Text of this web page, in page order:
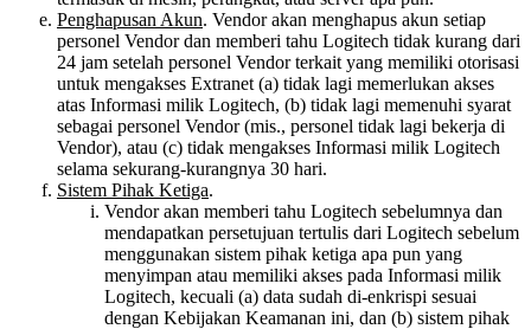
Penghapusan Akun. Vendor akan menghapus akun setiap
personel Vendor dan memberi tahu Logitech tidak kurang dari
24 jam setelah personel Vendor terkait yang memiliki otorisasi
untuk mengakses Extranet (a) tidak lagi memerlukan akses
atas Informasi milik Logitech, (b) tidak lagi memenuhi syarat
sebagai personel Vendor (mis., personel tidak lagi bekerja di
Vendor), atau (c) tidak mengakses Informasi milik Logitech
selama sekurang-kurangnya 30 hari.
Sistem Pihak Ketiga.
Vendor akan memberi tahu Logitech sebelumnya dan
mendapatkan persetujuan tertulis dari Logitech sebelum
menggunakan sistem pihak ketiga apa pun yang
menyimpan atau memiliki akses pada Informasi milik
Logitech, kecuali (a) data sudah di-enkrispi sesuai
dengan Kebijakan Keamanan ini, dan (b) sistem pihak